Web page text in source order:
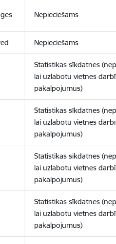
Nepieciešams
Nepieciešams
Statistikas sīkdatnes
lai uzlabotu vietnes
pakalpojumus)
Statistikas sīkdatnes
lai uzlabotu vietnes
pakalpojumus)
Statistikas sīkdatnes
lai uzlabotu vietnes
pakalpojumus)
Statistikas sīkdatnes
lai uzlabotu vietnes
pakalpojumus)